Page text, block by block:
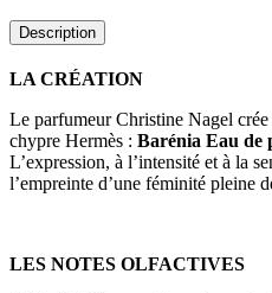
Description
LA CRÉATION
Le parfumeur Christine Nagel
chypre Hermès : Barénia Eau de
L’expression, à l’intensité et à la
l’empreinte d’une féminité pleine
LES NOTES OLFACTIVES